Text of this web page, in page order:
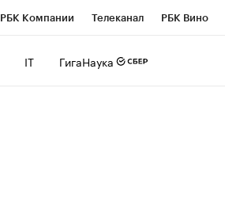
РБК Компании Телеканал РБК Вино
IT ГигаНаука